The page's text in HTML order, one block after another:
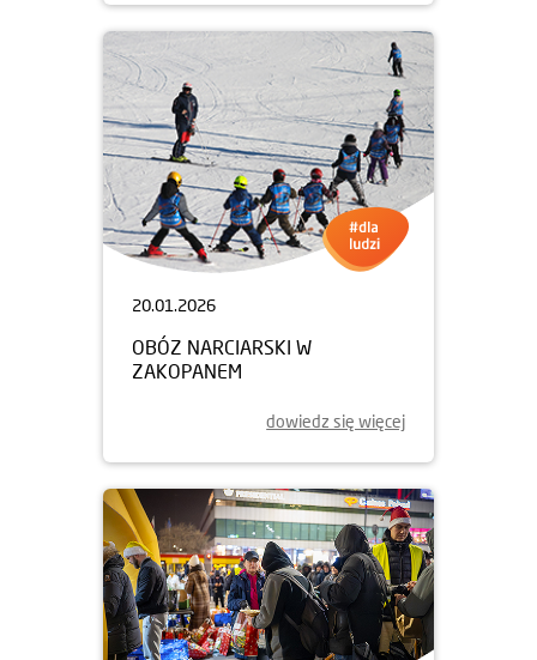
20.01.2026
OBÓZ NARCIARSKI W
ZAKOPANEM
dowiedz się więcej